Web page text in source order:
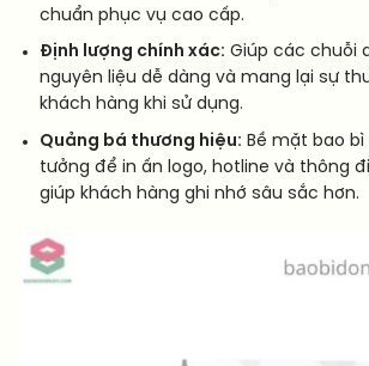
chuẩn phục vụ cao cấp.
Định lượng chính xác: Giúp các chuỗi
nguyên liệu dễ dàng và mang lại sự
khách hàng khi sử dụng.
Quảng bá thương hiệu: Bề mặt bao
tưởng để in ấn logo, hotline và thông
giúp khách hàng ghi nhớ sâu sắc hơn.